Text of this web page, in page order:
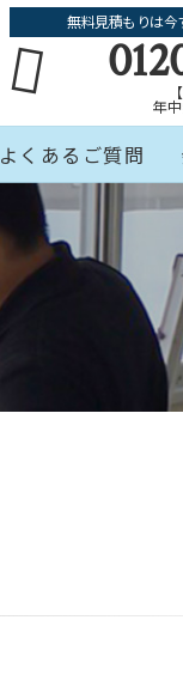
無料見積もりは今
年
よくあるご質問